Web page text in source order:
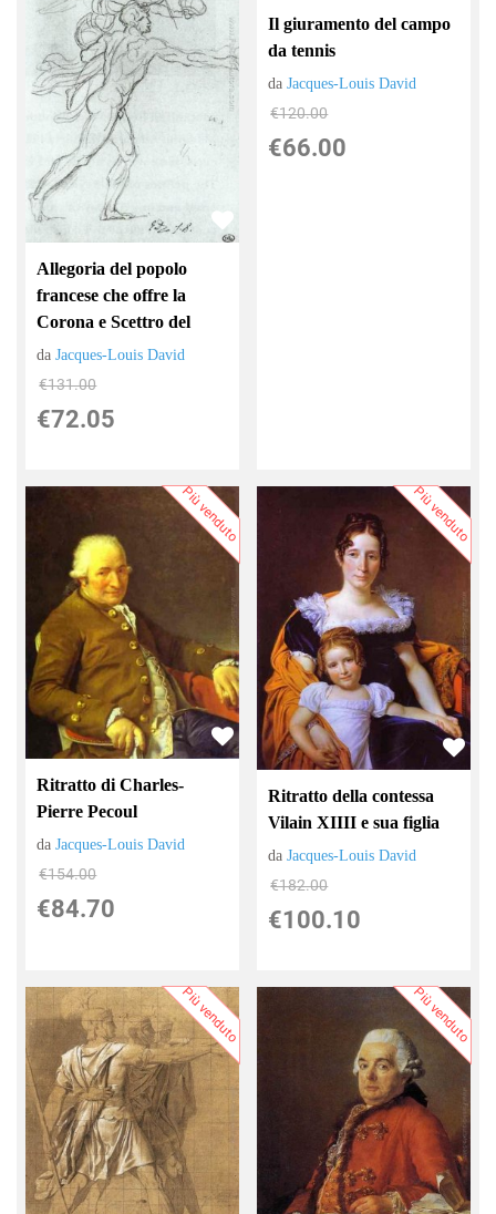
Allegoria del popolo
francese che offre la
Corona e Scettro del
daJacques-Louis David
€131.00
€72.05
Il giuramento del campo
da tennis
daJacques-Louis David
€120.00
€66.00
Più venduto
Ritratto di Charles-
Pierre Pecoul
daJacques-Louis David
€154.00
€84.70
Più venduto
Ritratto della contessa
Vilain XIIII e sua figlia
daJacques-Louis David
€182.00
€100.10
Più venduto Più venduto